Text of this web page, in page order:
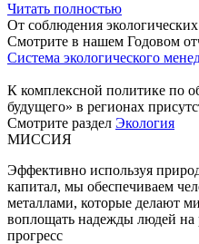
Читать полностью
От соблюдения
Смотрите в нашем Годовом
Система экологического
К комплексной политике по
будущего» в регионах
Смотрите раздел Экология
МИССИЯ
Эффективно используя
капитал, мы обеспечиваем
металлами, которые делают
воплощать надежды людей на
прогресс